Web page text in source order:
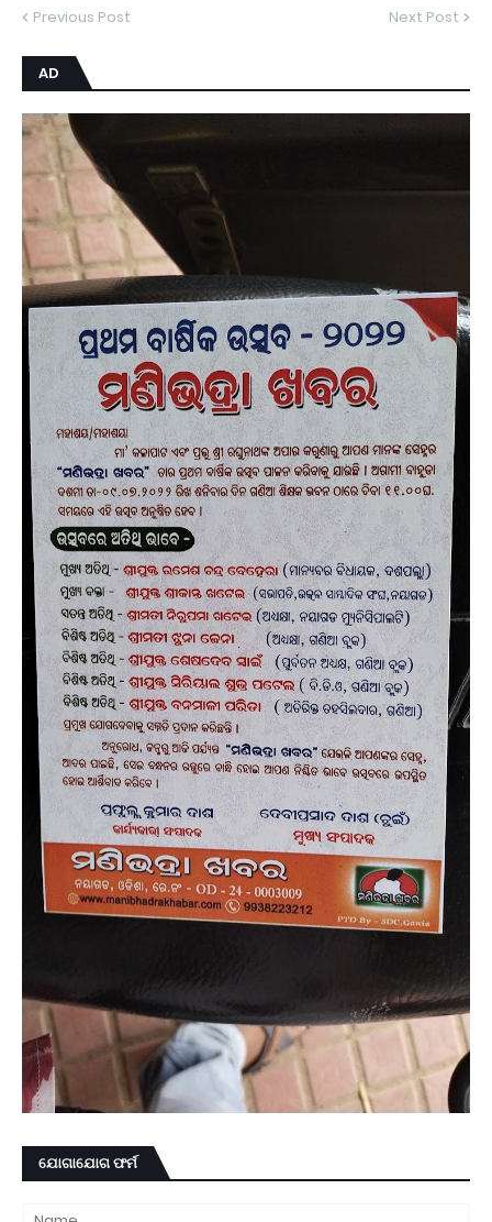
Previous Post Next Post
AD
ଯୋଗାଯୋଗ ଫର୍ମ